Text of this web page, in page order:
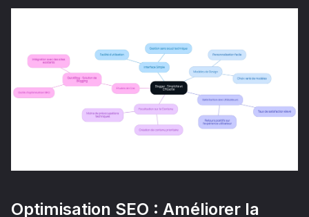
Optimisation SEO : Améliorer la